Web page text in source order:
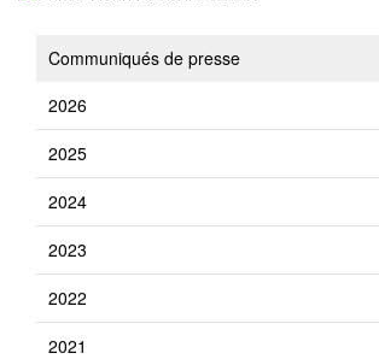
Communiqués de presse
2026
2025
2024
2023
2022
2021